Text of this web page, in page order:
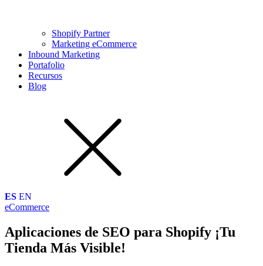
Shopify Partner
Marketing eCommerce
Inbound Marketing
Portafolio
Recursos
Blog
ES EN
eCommerce
Aplicaciones de SEO para Shopify ¡Tu
Tienda Más Visible!